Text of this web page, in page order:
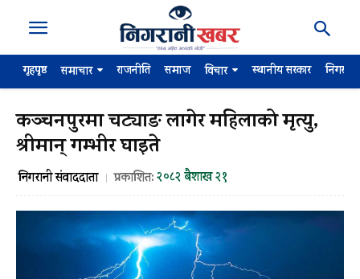
गृहपृष्ठ समाचार राजनीति समाज विचार स्थानीय सरकार
कञ्चनपुरमा चट्याङ लागेर महिलाको मृत्यु,
श्रीमान् गम्भीर घाइते
निगरानी संवाददाता प्रकाशित:२०८२ बैशाख २१